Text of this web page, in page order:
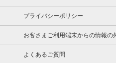
プライバシーポリシー
お客さまご利用端末からの情報の
よくあるご質問